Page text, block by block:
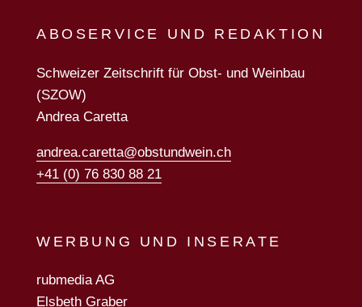
ABOSERVICE UND REDAKTION
Schweizer Zeitschrift für Obst- und Weinbau
(SZOW)
Andrea Caretta
andrea.caretta@obstundwein.ch
+41 (0) 76 830 88 21
WERBUNG UND INSERATE
rubmedia AG
Elsbeth Graber